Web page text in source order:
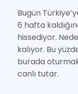
Bugün
6 hafta
hissediyor.
kalıyor. Bu
burada
canlı tutar.